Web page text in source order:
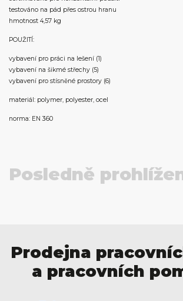
testováno na pád přes ostrou hranu
hmotnost 4,57 kg
POUŽITÍ:
vybavení pro práci na lešení (1)
vybavení na šikmé střechy (5)
vybavení pro stísněné prostory (6)
materiál: polymer, polyester, ocel
norma: EN 360
Posledně
Prodejna
a pracovních